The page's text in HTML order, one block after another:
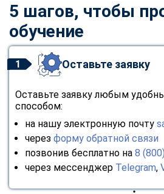
5 шагов, чтобы
обучение
1 Оставьте заявку
Оставьте заявку любым
способом:
на нашу электронную почту
через форму обратной связи
позвонив бесплатно на 8
через мессенджер Telegram,